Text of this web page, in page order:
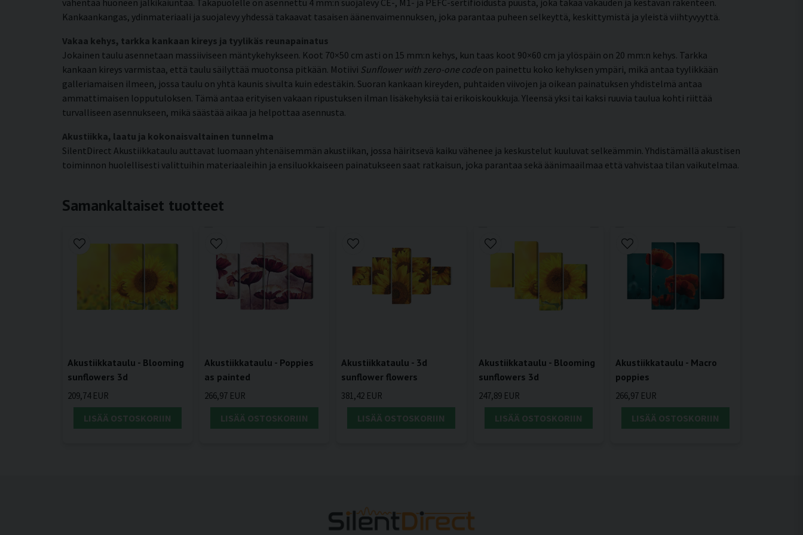
Kankaankangas, ydinmateriaali ja suojalevy yhdessä takaavat tasaisen äänenvaimennuksen, joka parantaa puheen selkeyttä, keskittymistä ja yleistä viihtyvyyttä.
Vakaa kehys, tarkka kankaan kireys ja tyylikäs reunapainatus
Jokainen taulu asennetaan massiiviseen mäntykehykseen. Koot 70×50 cm asti on 15 mm:n kehys, kun taas koot 90×60 cm ja ylöspäin on 20 mm:n kehys. Tarkka
kankaan kireys varmistaa, että taulu säilyttää muotonsa pitkään. Motiivi Sunflower with zero-one code on painettu koko kehyksen ympäri, mikä antaa tyylikkään
galleriamaisen ilmeen, jossa taulu on yhtä kaunis sivulta kuin edestäkin. Suoran kankaan kireyden, puhtaiden viivojen ja oikean painatuksen yhdistelmä antaa
ammattimaisen lopputuloksen. Tämä antaa erityisen vakaan ripustuksen ilman lisäkehyksiä tai erikoiskoukkuja. Yleensä yksi tai kaksi ruuvia taulua kohti riittää
turvalliseen asennukseen, mikä säästää aikaa ja helpottaa asennusta.
Akustiikka, laatu ja kokonaisvaltainen tunnelma
SilentDirect Akustiikkataulu auttavat luomaan yhtenäisemmän akustiikan, jossa häiritsevä kaiku vähenee ja keskustelut kuuluvat selkeämmin. Yhdistämällä akustisen
toiminnon huolellisesti valittuihin materiaaleihin ja ensiluokkaiseen painatukseen saat ratkaisun, joka parantaa sekä äänimaailmaa että vahvistaa tilan vaikutelmaa.
Samankaltaiset tuotteet
Akustiikkataulu - Blooming
sunflowers 3d
209,74 EUR
LISÄÄ OSTOSKORIIN
Akustiikkataulu - Poppies
as painted
266,97 EUR
LISÄÄ OSTOSKORIIN
Akustiikkataulu - 3d
sunflower flowers
381,42 EUR
LISÄÄ OSTOSKORIIN
Akustiikkataulu - Blooming
sunflowers 3d
247,89 EUR
LISÄÄ OSTOSKORIIN
Akustiikkataulu - Macro
poppies
266,97 EUR
LISÄÄ OSTOSKORIIN